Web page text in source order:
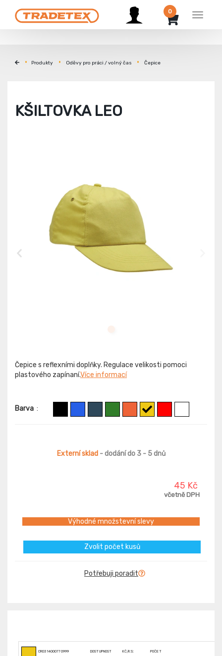
Menu
0
Produkty Oděvy pro práci / volný čas Čepice
KŠILTOVKA LEO
Čepice s reflexními doplňky. Regulace velikosti pomoci
plastového zapínaní.Více informací
Barva :
Externí sklad - dodání do 3 - 5 dnů
45 Kč
včetně DPH
Výhodné množstevní slevy
Zvolit počet kusů
Potřebuji poradit
CR0314000770999 DOSTUPNOST KČ/KS: POČET